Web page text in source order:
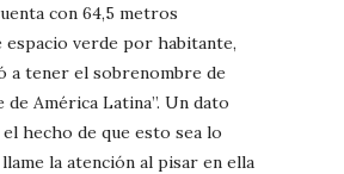
con 64,5 metros
espacio verde por habitante,
a tener el sobrenombre de
de América Latina”. Un dato
hecho de que esto sea lo
la atención al pisar en ella